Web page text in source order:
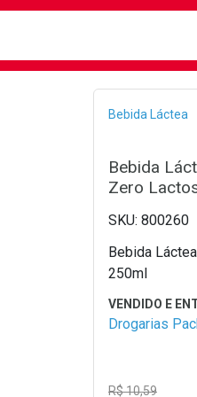
Bebida Láctea
Bebida
Zero
800260
Bebida
250ml
Drogarias
R$ 10,59